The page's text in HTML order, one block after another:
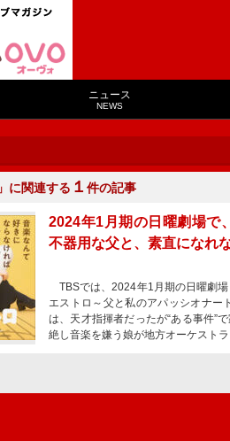
ニュース
NEWS
」に関連する １ 件の記事
2024年1月期の日曜劇場で
不器用な父と、素直になれ
TBSでは、2024年1月期の日曜劇
エストロ～父と私のアパッシオナ
は、天才指揮者だったが“ある事件”
絶し音楽を嫌う娘が地方オーケストラ